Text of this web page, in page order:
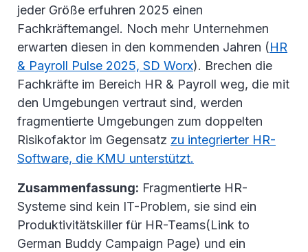
jeder Größe erfuhren 2025 einen
Fachkräftemangel. Noch mehr Unternehmen
erwarten diesen in den kommenden Jahren (HR
& Payroll Pulse 2025, SD Worx). Brechen die
Fachkräfte im Bereich HR & Payroll weg, die mit
den Umgebungen vertraut sind, werden
fragmentierte Umgebungen zum doppelten
Risikofaktor im Gegensatz zu integrierter HR-
Software, die KMU unterstützt.
Zusammenfassung: Fragmentierte HR-
Systeme sind kein IT-Problem, sie sind ein
Produktivitätskiller für HR-Teams(Link to
German Buddy Campaign Page) und ein